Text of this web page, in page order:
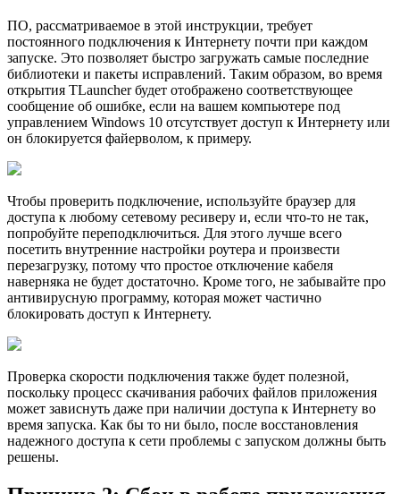
ПО, рассматриваемое в этой инструкции, требует
постоянного подключения к Интернету почти при каждом
запуске. Это позволяет быстро загружать самые последние
библиотеки и пакеты исправлений. Таким образом, во время
открытия TLauncher будет отображено соответствующее
сообщение об ошибке, если на вашем компьютере под
управлением Windows 10 отсутствует доступ к Интернету или
он блокируется файерволом, к примеру.
Чтобы проверить подключение, используйте браузер для
доступа к любому сетевому ресиверу и, если что-то не так,
попробуйте переподключиться. Для этого лучше всего
посетить внутренние настройки роутера и произвести
перезагрузку, потому что простое отключение кабеля
наверняка не будет достаточно. Кроме того, не забывайте про
антивирусную программу, которая может частично
блокировать доступ к Интернету.
Проверка скорости подключения также будет полезной,
поскольку процесс скачивания рабочих файлов приложения
может зависнуть даже при наличии доступа к Интернету во
время запуска. Как бы то ни было, после восстановления
надежного доступа к сети проблемы с запуском должны быть
решены.